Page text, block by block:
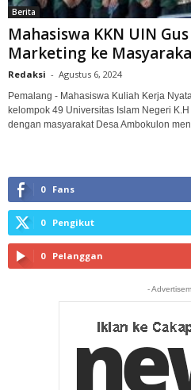
Berita
Mahasiswa KKN UIN
Marketing ke
Redaksi - Agustus 6, 2024
Pemalang - Mahasiswa Kuliah Kerja
kelompok 49 Universitas Islam Negeri
dengan masyarakat Desa Ambokulon
0 Fans
0 Pengikut
0 Pelanggan
-